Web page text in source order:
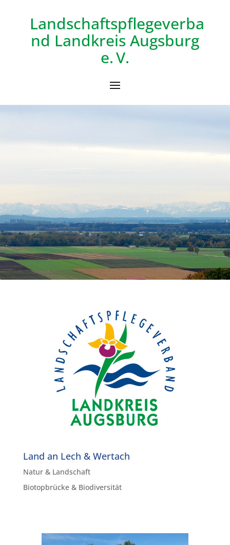
Landschaftspflegeverba
nd Landkreis Augsburg
e. V.
Land an Lech & Wertach
Natur & Landschaft
Biotopbrücke & Biodiversität